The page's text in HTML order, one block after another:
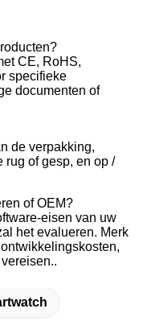
CE, RoHS,
specifieke
documenten of
de verpakking,
rug of gesp, en op /
of OEM?
eisen van uw
het evalueren. Merk